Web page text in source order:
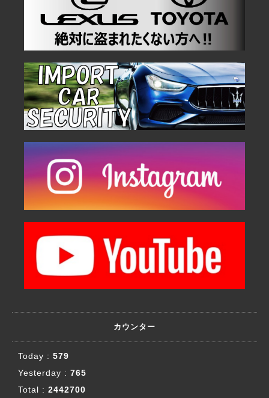
カウンター
Today : 579
Yesterday : 765
Total : 2442700